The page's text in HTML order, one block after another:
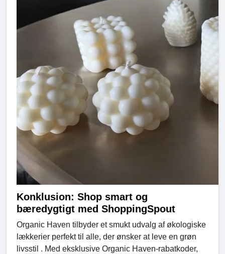
Konklusion: Shop smart og
bæredygtigt med ShoppingSpout
Organic Haven tilbyder et smukt udvalg af økologiske
lækkerier perfekt til alle, der ønsker at leve en grøn
livsstil . Med eksklusive Organic Haven-rabatkoder,